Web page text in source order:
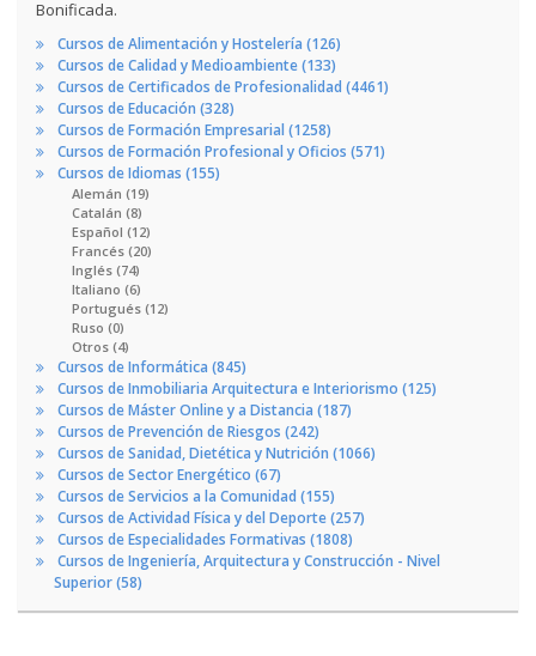
Bonificada.
Cursos de Alimentación y Hostelería (126)
Cursos de Calidad y Medioambiente (133)
Cursos de Certificados de Profesionalidad (4461)
Cursos de Educación (328)
Cursos de Formación Empresarial (1258)
Cursos de Formación Profesional y Oficios (571)
Cursos de Idiomas (155)
Alemán (19)
Catalán (8)
Español (12)
Francés (20)
Inglés (74)
Italiano (6)
Portugués (12)
Ruso (0)
Otros (4)
Cursos de Informática (845)
Cursos de Inmobiliaria Arquitectura e Interiorismo (125)
Cursos de Máster Online y a Distancia (187)
Cursos de Prevención de Riesgos (242)
Cursos de Sanidad, Dietética y Nutrición (1066)
Cursos de Sector Energético (67)
Cursos de Servicios a la Comunidad (155)
Cursos de Actividad Física y del Deporte (257)
Cursos de Especialidades Formativas (1808)
Cursos de Ingeniería, Arquitectura y Construcción - Nivel
Superior (58)